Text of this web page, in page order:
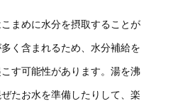
まめに水分を摂取することが
く含まれるため、水分補給を
す可能性があります。湯を沸
たお水を準備したりして、楽